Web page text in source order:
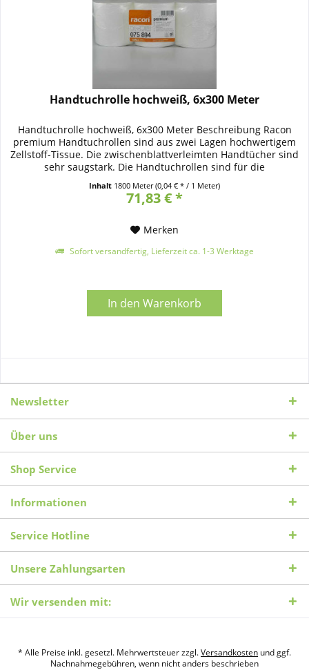
Handtuchrolle hochweiß, 6x300 Meter
Handtuchrolle hochweiß, 6x300 Meter Beschreibung Racon
premium Handtuchrollen sind aus zwei Lagen hochwertigem
Zellstoff-Tissue. Die zwischenblattverleimten Handtücher sind
sehr saugstark. Die Handtuchrollen sind für die
Inhalt 1800 Meter(0,04 € * / 1 Meter)
71,83 € *
Merken
Sofort versandfertig, Lieferzeit ca. 1-3 Werktage
In den Warenkorb
Newsletter
Über uns
Shop Service
Informationen
Service Hotline
Unsere Zahlungsarten
Wir versenden mit:
* Alle Preise inkl. gesetzl. Mehrwertsteuer zzgl.Versandkosten und ggf.
Nachnahmegebühren, wenn nicht anders beschrieben